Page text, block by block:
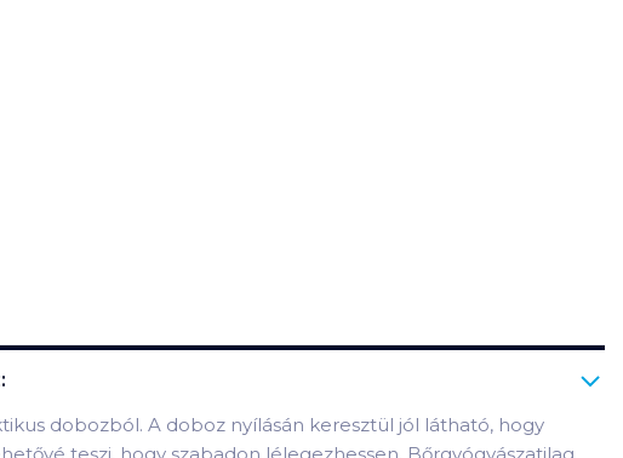
dobozból. A doboz nyílásán keresztül jól látható, hogy